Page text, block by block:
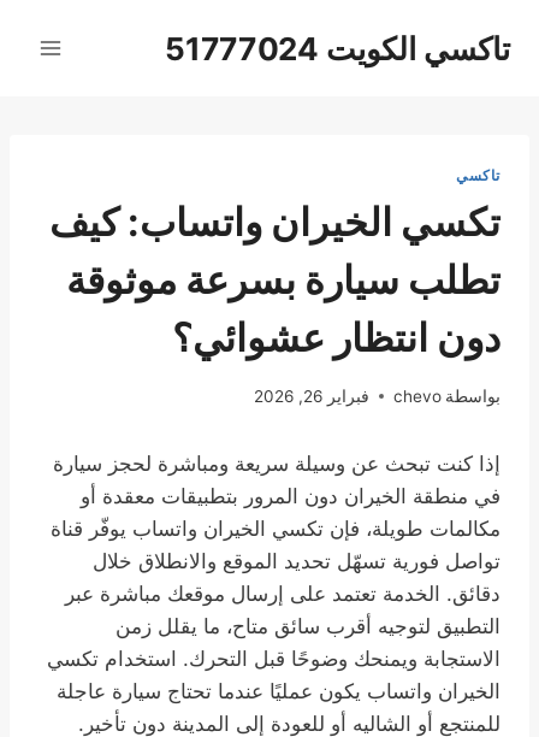
تاكسي الكويت 51777024
تاكسي
تكسي الخيران واتساب: كيف
تطلب سيارة بسرعة موثوقة
دون انتظار عشوائي؟
بواسطة chevo فبراير 26, 2026
إذا كنت تبحث عن وسيلة سريعة ومباشرة لحجز سيارة
في منطقة الخيران دون المرور بتطبيقات معقدة أو
مكالمات طويلة، فإن تكسي الخيران واتساب يوفّر قناة
تواصل فورية تسهّل تحديد الموقع والانطلاق خلال
دقائق. الخدمة تعتمد على إرسال موقعك مباشرة عبر
التطبيق لتوجيه أقرب سائق متاح، ما يقلل زمن
الاستجابة ويمنحك وضوحًا قبل التحرك. استخدام تكسي
الخيران واتساب يكون عمليًا عندما تحتاج سيارة عاجلة
للمنتجع أو الشاليه أو للعودة إلى المدينة دون تأخير.